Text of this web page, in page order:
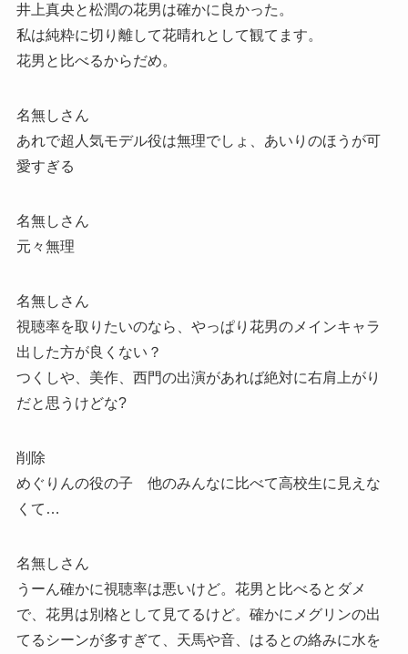
井上真央と松潤の花男は確かに良かった。
私は純粋に切り離して花晴れとして観てます。
花男と比べるからだめ。
名無しさん
あれで超人気モデル役は無理でしょ、あいりのほうが可
愛すぎる
名無しさん
元々無理
名無しさん
視聴率を取りたいのなら、やっぱり花男のメインキャラ
出した方が良くない？
つくしや、美作、西門の出演があれば絶対に右肩上がり
だと思うけどな?
削除
めぐりんの役の子 他のみんなに比べて高校生に見えな
くて…
名無しさん
うーん確かに視聴率は悪いけど。花男と比べるとダメ
で、花男は別格として見てるけど。確かにメグリンの出
てるシーンが多すぎて、天馬や音、はるとの絡みに水を